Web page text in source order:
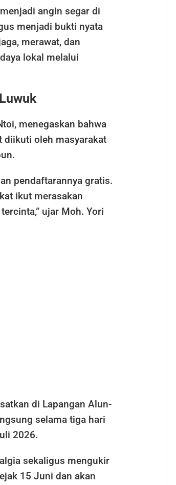
angin segar di
menjadi bukti nyata
merawat, dan
lokal melalui
menegaskan bahwa
diikuti oleh masyarakat
pendaftarannya gratis.
ikut merasakan
ujar Moh. Yori
di Lapangan Alun-
selama tiga hari
2026.
sekaligus mengukir
15 Juni dan akan